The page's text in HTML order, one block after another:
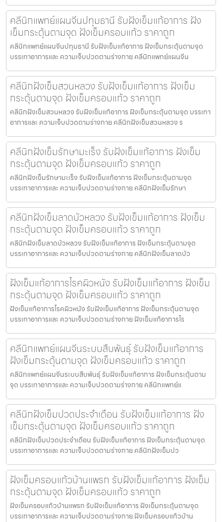
คลีนิกแพทย์แผนจีนปทุมธานี รับฝังเข็มแก้อาการ ฝัง
เข็มกระตุ้นตามจุด ฝังเข็มครอบแก้ว ราคาถูก
คลีนิกแพทย์แผนจีนปทุมธานี รับฝังเข็มแก้อาการ ฝังเข็มกระตุ้นตามจุด
บรรเทาอาการและ ความเจ็บปวดตามร่างกาย คลีนิกแพทย์แผนจีน
คลีนิกฝังเข็มสวนหลวง รับฝังเข็มแก้อาการ ฝังเข็ม
กระตุ้นตามจุด ฝังเข็มครอบแก้ว ราคาถูก
คลีนิกฝังเข็มสวนหลวง รับฝังเข็มแก้อาการ ฝังเข็มกระตุ้นตามจุด บรรเทา
อาการและ ความเจ็บปวดตามร่างกาย คลีนิกฝังเข็มสวนหลวง ร
คลีนิกฝังเข็มรักษามะเร็ง รับฝังเข็มแก้อาการ ฝังเข็ม
กระตุ้นตามจุด ฝังเข็มครอบแก้ว ราคาถูก
คลีนิกฝังเข็มรักษามะเร็ง รับฝังเข็มแก้อาการ ฝังเข็มกระตุ้นตามจุด
บรรเทาอาการและ ความเจ็บปวดตามร่างกาย คลีนิกฝังเข็มรักษา
คลีนิกฝังเข็มลาดบัวหลวง รับฝังเข็มแก้อาการ ฝังเข็ม
กระตุ้นตามจุด ฝังเข็มครอบแก้ว ราคาถูก
คลีนิกฝังเข็มลาดบัวหลวง รับฝังเข็มแก้อาการ ฝังเข็มกระตุ้นตามจุด
บรรเทาอาการและ ความเจ็บปวดตามร่างกาย คลีนิกฝังเข็มลาดบัว
ฝังเข็มแก้อาการโรคผิวหนัง รับฝังเข็มแก้อาการ ฝังเข็ม
กระตุ้นตามจุด ฝังเข็มครอบแก้ว ราคาถูก
ฝังเข็มแก้อาการโรคผิวหนัง รับฝังเข็มแก้อาการ ฝังเข็มกระตุ้นตามจุด
บรรเทาอาการและ ความเจ็บปวดตามร่างกาย ฝังเข็มแก้อาการโร
คลีนิกแพทย์แผนจีนระบบสืบพันธุ์ รับฝังเข็มแก้อาการ
ฝังเข็มกระตุ้นตามจุด ฝังเข็มครอบแก้ว ราคาถูก
คลีนิกแพทย์แผนจีนระบบสืบพันธุ์ รับฝังเข็มแก้อาการ ฝังเข็มกระตุ้นตาม
จุด บรรเทาอาการและ ความเจ็บปวดตามร่างกาย คลีนิกแพทย์แ
คลีนิกฝังเข็มปวดประจําเดือน รับฝังเข็มแก้อาการ ฝัง
เข็มกระตุ้นตามจุด ฝังเข็มครอบแก้ว ราคาถูก
คลีนิกฝังเข็มปวดประจําเดือน รับฝังเข็มแก้อาการ ฝังเข็มกระตุ้นตามจุด
บรรเทาอาการและ ความเจ็บปวดตามร่างกาย คลีนิกฝังเข็มปว
ฝังเข็มครอบแก้วบ้านแพรก รับฝังเข็มแก้อาการ ฝังเข็ม
กระตุ้นตามจุด ฝังเข็มครอบแก้ว ราคาถูก
ฝังเข็มครอบแก้วบ้านแพรก รับฝังเข็มแก้อาการ ฝังเข็มกระตุ้นตามจุด
บรรเทาอาการและ ความเจ็บปวดตามร่างกาย ฝังเข็มครอบแก้วบ้าน